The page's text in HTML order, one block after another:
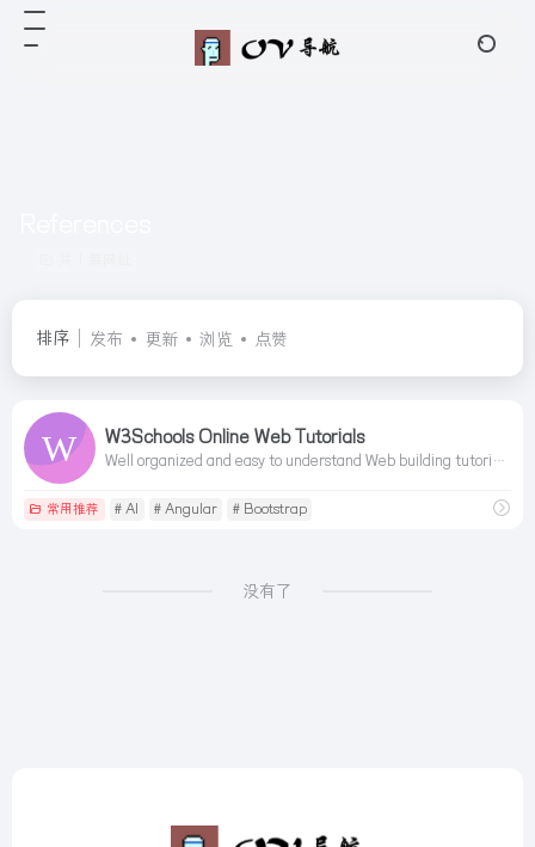
排序 发布 更新 浏览 点赞
W3Schools Online Web Tutorials
Well organized and easy to understand Web building tutorials with lots of examples of how to use HTML, CSS, JavaScript, SQL, Python, PHP, Bootstrap, Java, XML and more.
常用推荐 # AI # Angular # Bootstrap
没有了